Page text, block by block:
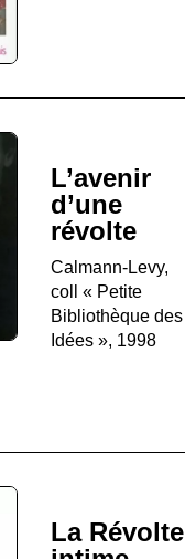
L’avenir
d’une
révolte
Calmann-Levy,
coll « Petite
Bibliothèque des
Idées », 1998
La Révolte